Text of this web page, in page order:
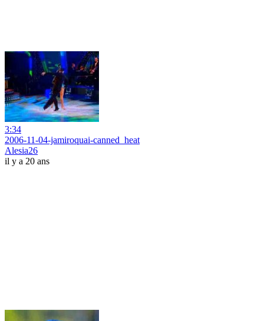
3:34
2006-11-04-jamiroquai-canned_heat
Alesia26
il y a 20 ans